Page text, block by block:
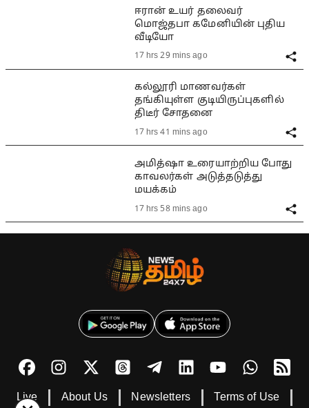
ஈரான் உயர் தலைவர்
மொஜ்தபா கமேனியின் புதிய
வீடியோ
17 hrs 29 mins ago
கல்லூரி மாணவர்கள்
தங்கியுள்ள குடியிருப்புகளில்
திடீர் சோதனை
17 hrs 41 mins ago
அமித்ஷா உரையாற்றிய போது
காவலர்கள் அடுத்தடுத்து
மயக்கம்
17 hrs 58 mins ago
Live About Us Newsletters Terms of Use